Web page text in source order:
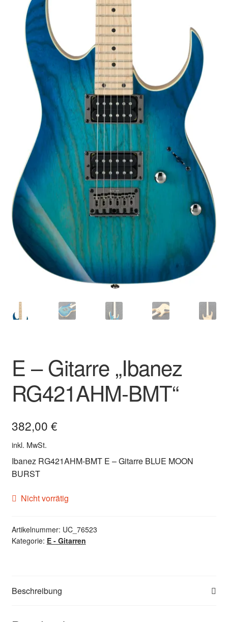
E – Gitarre „Ibanez
RG421AHM-BMT“
382,00 €
inkl. MwSt.
Ibanez RG421AHM-BMT E – Gitarre BLUE MOON
BURST
Nicht vorrätig
Artikelnummer: UC_76523
Kategorie: E - Gitarren
Beschreibung